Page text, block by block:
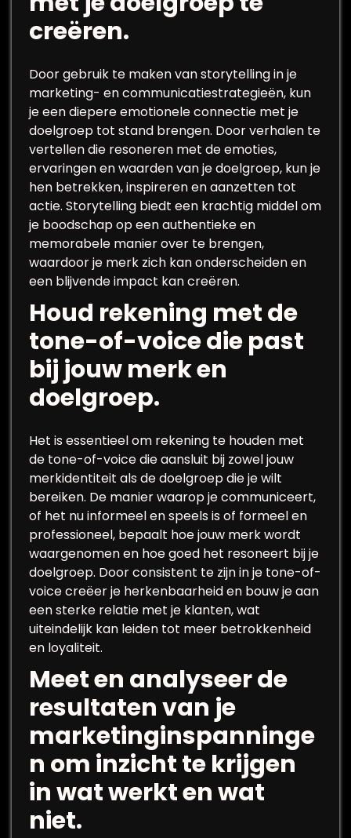
creëren.
Door gebruik te maken van storytelling in je
marketing- en communicatiestrategieën, kun
je een diepere emotionele connectie met je
doelgroep tot stand brengen. Door verhalen te
vertellen die resoneren met de emoties,
ervaringen en waarden van je doelgroep, kun je
hen betrekken, inspireren en aanzetten tot
actie. Storytelling biedt een krachtig middel om
je boodschap op een authentieke en
memorabele manier over te brengen,
waardoor je merk zich kan onderscheiden en
een blijvende impact kan creëren.
Houd rekening met de
tone-of-voice die past
bij jouw merk en
doelgroep.
Het is essentieel om rekening te houden met
de tone-of-voice die aansluit bij zowel jouw
merkidentiteit als de doelgroep die je wilt
bereiken. De manier waarop je communiceert,
of het nu informeel en speels is of formeel en
professioneel, bepaalt hoe jouw merk wordt
waargenomen en hoe goed het resoneert bij je
doelgroep. Door consistent te zijn in je tone-of-
voice creëer je herkenbaarheid en bouw je aan
een sterke relatie met je klanten, wat
uiteindelijk kan leiden tot meer betrokkenheid
en loyaliteit.
Meet en analyseer de
resultaten van je
marketinginspanninge
n om inzicht te krijgen
in wat werkt en wat
niet.